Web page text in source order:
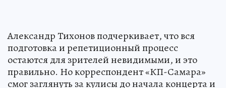
Александр Тихонов подчеркивает, что вся
подготовка и репетиционный процесс
остаются для зрителей невидимыми, и это
правильно. Но корреспондент «КП-Самара»
смог заглянуть за кулисы до начала концерта и